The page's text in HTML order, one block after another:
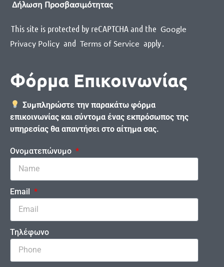
Δήλωση Προσβασιμότητας
This site is protected by reCAPTCHA and the Google
Privacy Policy and Terms of Service apply.
Φόρμα Επικοινωνίας
Συμπληρώστε την παρακάτω φόρμα
επικοινωνίας και σύντομα ένας εκπρόσωπος της
υπηρεσίας θα απαντήσει στο αίτημα σας.
Ονοματεπώνυμο
Email
Τηλέφωνο